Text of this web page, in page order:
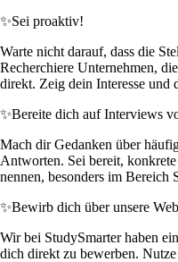
✨Sei proaktiv!
Warte nicht darauf, dass die
Recherchiere Unternehmen,
direkt. Zeig dein Interesse und
✨Bereite dich auf Interviews
Mach dir Gedanken über
Antworten. Sei bereit,
nennen, besonders im
✨Bewirb dich über unsere
Wir bei StudySmarter haben
dich direkt zu bewerben.